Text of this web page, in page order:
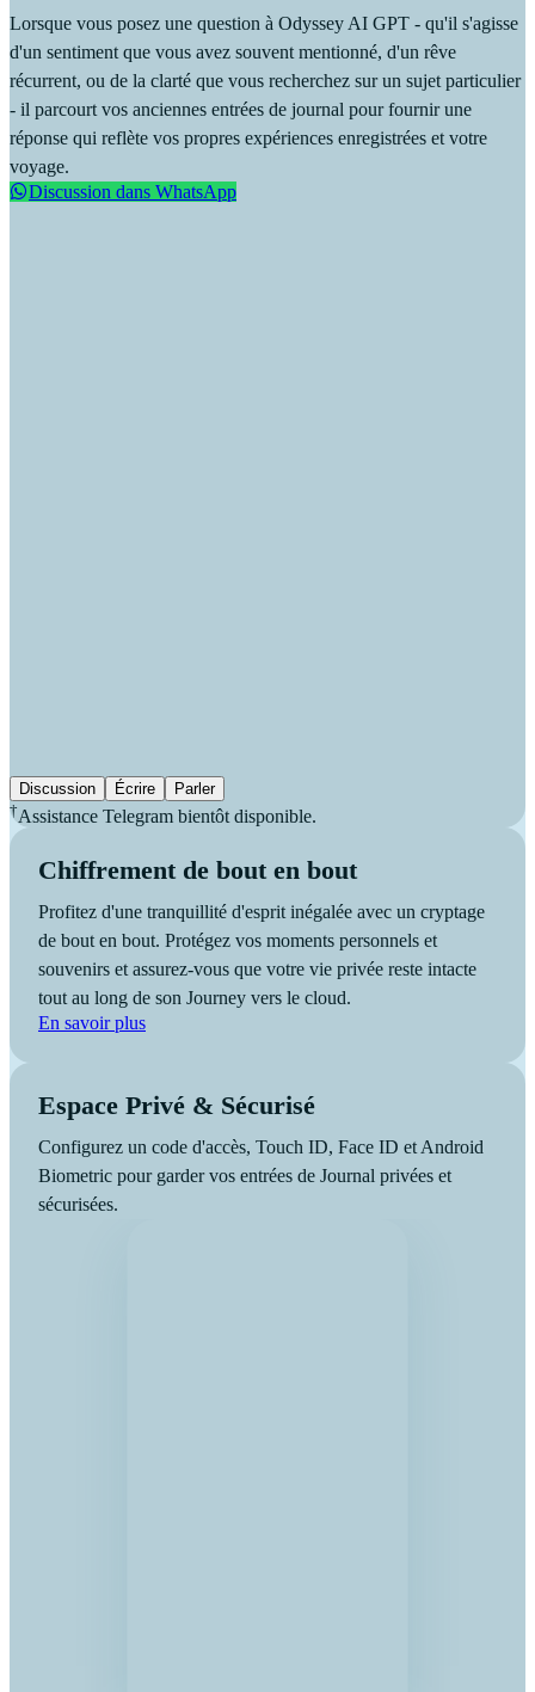
Lorsque vous posez une question à Odyssey AI GPT - qu'il s'agisse
d'un sentiment que vous avez souvent mentionné, d'un rêve
récurrent, ou de la clarté que vous recherchez sur un sujet particulier
- il parcourt vos anciennes entrées de journal pour fournir une
réponse qui reflète vos propres expériences enregistrées et votre
voyage.
Discussion dans WhatsApp
Discussion Écrire
Parler
†Assistance Telegram bientôt disponible.
Chiffrement de bout en bout
Profitez d'une tranquillité d'esprit inégalée avec un cryptage
de bout en bout. Protégez vos moments personnels et
souvenirs et assurez-vous que votre vie privée reste intacte
tout au long de son Journey vers le cloud.
En savoir plus
Espace Privé & Sécurisé
Configurez un code d'accès, Touch ID, Face ID et Android
Biometric pour garder vos entrées de Journal privées et
sécurisées.